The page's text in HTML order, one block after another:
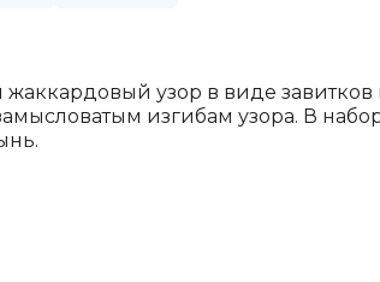
узор в виде завитков
изгибам узора. В